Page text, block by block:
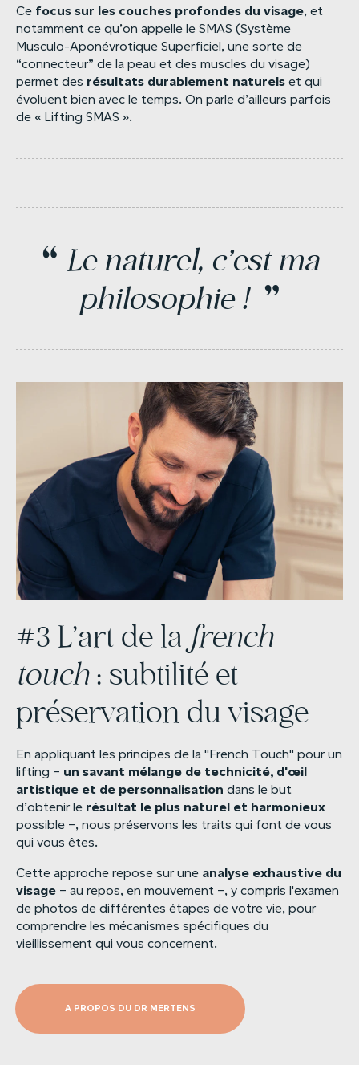
Ce focus sur les couches profondes du visage, et
notamment ce qu’on appelle le SMAS (Système
Musculo-Aponévrotique Superficiel, une sorte de
“connecteur” de la peau et des muscles du visage)
permet des résultats durablement naturels et qui
évoluent bien avec le temps. On parle d’ailleurs parfois
de « Lifting SMAS ».
“ Le naturel, c'est ma
philosophie ! ”
#3 L’art de la french
touch: subtilité et
préservation du visage
En appliquant les principes de la "French Touch" pour un
lifting – un savant mélange de technicité, d'œil
artistique et de personnalisation dans le but
d’obtenir le résultat le plus naturel et harmonieux
possible –, nous préservons les traits qui font de vous
qui vous êtes.
Cette approche repose sur une analyse exhaustive du
visage – au repos, en mouvement –, y compris l'examen
de photos de différentes étapes de votre vie, pour
comprendre les mécanismes spécifiques du
vieillissement qui vous concernent.
A PROPOS DU DR MERTENS